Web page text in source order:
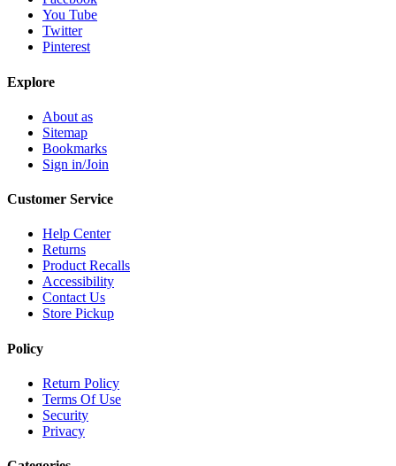
You Tube
Twitter
Pinterest
Explore
About as
Sitemap
Bookmarks
Sign in/Join
Customer Service
Help Center
Returns
Product Recalls
Accessibility
Contact Us
Store Pickup
Policy
Return Policy
Terms Of Use
Security
Privacy